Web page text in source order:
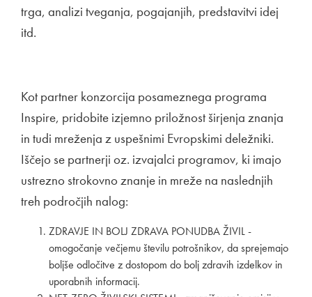
trga, analizi tveganja, pogajanjih, predstavitvi idej
itd.
Kot partner konzorcija posameznega programa
Inspire, pridobite izjemno priložnost širjenja znanja
in tudi mreženja z uspešnimi Evropskimi deležniki.
Iščejo se partnerji oz. izvajalci programov, ki imajo
ustrezno strokovno znanje in mreže na naslednjih
treh področjih nalog:
ZDRAVJE IN BOLJ ZDRAVA PONUDBA ŽIVIL -
omogočanje večjemu številu potrošnikov, da sprejemajo
boljše odločitve z dostopom do bolj zdravih izdelkov in
uporabnih informacij.